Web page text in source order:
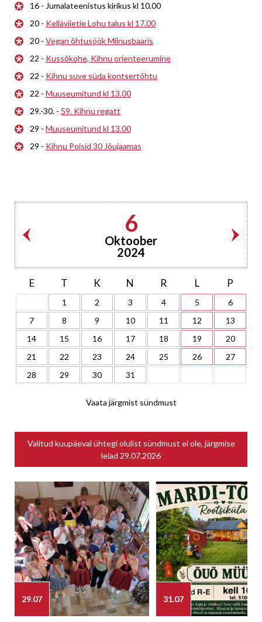
16 - Jumalateenistus kirikus kl 10.00
20 - Kelläviietie Lohu talus kl 17.00
20 - Vegan õhtusöök Miinusbaaris
22 - Kussõkohe, Kihnu orienteerumine
22 - Kihnu suve süda kontsertõhtu
22 - Muuseumitund kl 13.00
29.-30. - 59. Kihnu regatt
29 - Muuseumitund kl 13.00
29 - Kihnu Poisid 30 Jõujaamas
6
Oktoober
2024
E T K N R L P
1 2 3 4 5
6
7
8 9 10 11 12
13
14
15 16 17 18 19
20
21
22 23 24 25 26
27
28
29 30 31
Vaata järgmist sündmust
Valitud kuupäeval ühtegi olulist sündmust ei ole, järgmise
leiad 29.07.2026
29.07 31.07